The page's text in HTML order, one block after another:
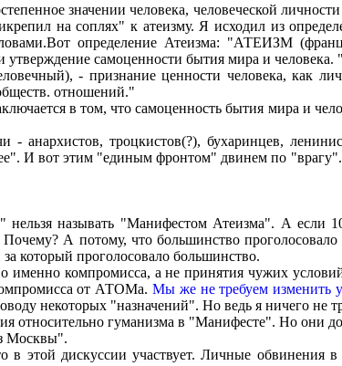
значении человека, человеческой
на соплях" к атеизму. Я исходил из
определение Атеизма: "АТЕИЗМ
утверждение самоценности бытия мира и человека. "
- признание ценности человека, как
отношений."
в том, что самоценность бытия мира и
троцкистов(?), бухаринцев,
И вот этим "единым фронтом" двинем по
называть "Манифестом Атеизма". А если
А потому, что большинство
который проголосовало большинство.
компромисса, а не принятия чужих
от АТОМа. Мы же не требуем изменить
некоторых "назначений". Но ведь я ничего не
относительно гуманизма в "Манифесте". Но они
Москвы".
в этой дискуссии участвует. Личные обвинения